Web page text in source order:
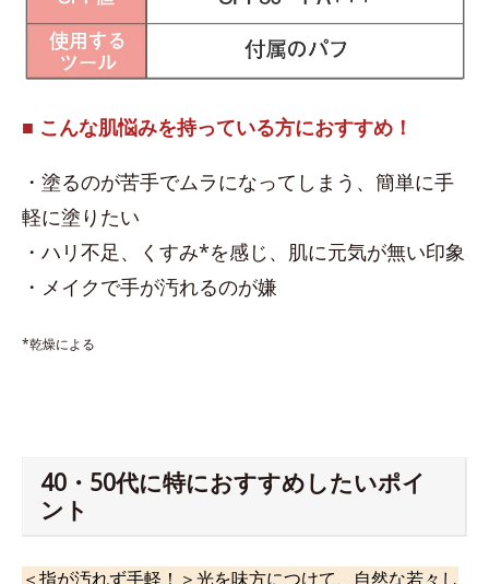
■ こんな肌悩みを持っている方におすすめ！
・塗るのが苦手でムラになってしまう、簡単に手
軽に塗りたい
・ハリ不足、くすみ*を感じ、肌に元気が無い印象
・メイクで手が汚れるのが嫌
*乾燥による
40・50代に特におすすめしたいポイ
ント
＜指が汚れず手軽！＞光を味方につけて、自然な若々し